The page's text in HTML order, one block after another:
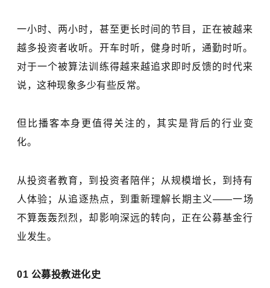
一小时、两小时，甚至更长时间的节目，正在被越来
越多投资者收听。开车时听，健身时听，通勤时听。
对于一个被算法训练得越来越追求即时反馈的时代来
说，这种现象多少有些反常。
但比播客本身更值得关注的，其实是背后的行业变
化。
从投资者教育，到投资者陪伴；从规模增长，到持有
人体验；从追逐热点，到重新理解长期主义——一场
不算轰轰烈烈，却影响深远的转向，正在公募基金行
业发生。
01 公募投教进化史